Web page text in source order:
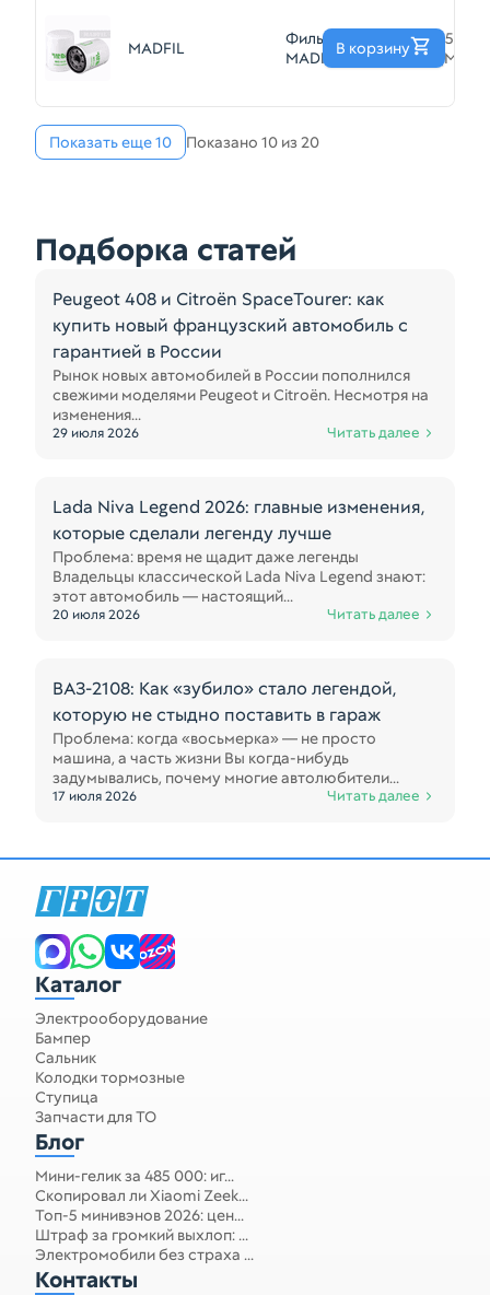
MADFIL
Фильтр масляный
MADFIL MO218
В корзину
Показать еще 10 Показано 10 из 20
Подборка статей
Peugeot 408 и Citroën SpaceTourer: как
купить новый французский автомобиль с
гарантией в России
Рынок новых автомобилей в России пополнился
свежими моделями Peugeot и Citroën. Несмотря на
изменения...
29 июля 2026 Читать далее
Lada Niva Legend 2026: главные изменения,
которые сделали легенду лучше
Проблема: время не щадит даже легенды
Владельцы классической Lada Niva Legend знают:
этот автомобиль — настоящий...
20 июля 2026 Читать далее
ВАЗ-2108: Как «зубило» стало легендой,
которую не стыдно поставить в гараж
Проблема: когда «восьмерка» — не просто
машина, а часть жизни Вы когда-нибудь
задумывались, почему многие автолюбители...
17 июля 2026 Читать далее
Каталог
Электрооборудование
Бампер
Сальник
Колодки тормозные
Ступица
Запчасти для ТО
Блог
Мини-гелик за 485 000: иг...
Скопировал ли Xiaomi Zeek...
Топ-5 минивэнов 2026: цен...
Штраф за громкий выхлоп: ...
Электромобили без страха ...
Контакты